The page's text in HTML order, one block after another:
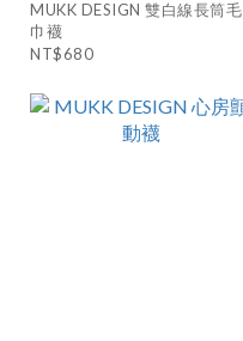
MUKK DESIGN 雙白線長筒毛
巾襪
NT$680